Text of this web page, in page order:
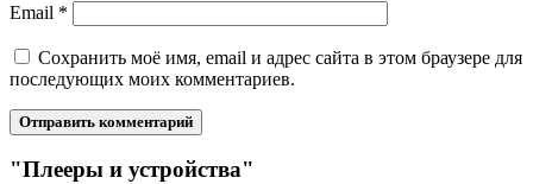
Email *
Сохранить моё имя, email и адрес сайта в этом браузере для
последующих моих комментариев.
"Плееры и устройства"